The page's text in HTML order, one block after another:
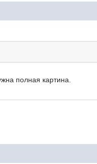
полная картина.